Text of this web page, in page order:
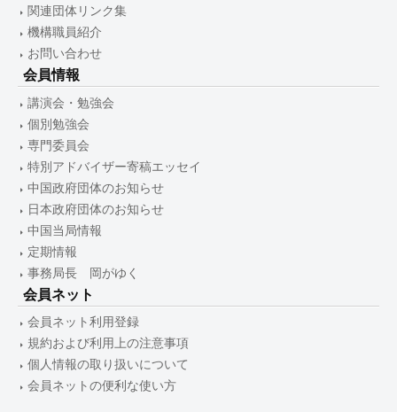
関連団体リンク集
機構職員紹介
お問い合わせ
会員情報
講演会・勉強会
個別勉強会
専門委員会
特別アドバイザー寄稿エッセイ
中国政府団体のお知らせ
日本政府団体のお知らせ
中国当局情報
定期情報
事務局長 岡がゆく
会員ネット
会員ネット利用登録
規約および利用上の注意事項
個人情報の取り扱いについて
会員ネットの便利な使い方